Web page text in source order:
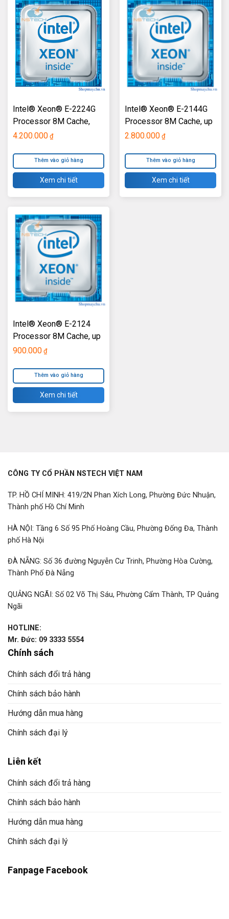
Intel® Xeon® E-2224G
Processor 8M Cache,
3.50 GHz TM-T40
4.200.000 ₫
Thêm vào giỏ hàng
Xem chi tiết
Intel® Xeon® E-2144G
Processor 8M Cache, up
to 4.50 GHz TM-R240-
2.800.000 ₫
Thêm vào giỏ hàng
Xem chi tiết
Intel® Xeon® E-2124
Processor 8M Cache, up
to 4.30 GHz TM-R240-
900.000 ₫
Thêm vào giỏ hàng
Xem chi tiết
CÔNG TY CỔ PHẦN NSTECH VIỆT NAM
TP. HỒ CHÍ MINH: 419/2N Phan Xích Long, Phường Đức Nhuận,
Thành phố Hồ Chí Minh
HÀ NỘI: Tầng 6 Số 95 Phố Hoàng Cầu, Phường Đống Đa, Thành
phố Hà Nội
ĐÀ NẴNG: Số 36 đường Nguyễn Cư Trinh, Phường Hòa Cường,
Thành Phố Đà Nẵng
QUẢNG NGÃI: Số 02 Võ Thị Sáu, Phường Cẩm Thành, TP Quảng
Ngãi
HOTLINE:
Mr. Đức: 09 3333 5554
Chính sách
Chính sách đổi trả hàng
Chính sách bảo hành
Hướng dẫn mua hàng
Chính sách đại lý
Liên kết
Chính sách đổi trả hàng
Chính sách bảo hành
Hướng dẫn mua hàng
Chính sách đại lý
Fanpage Facebook